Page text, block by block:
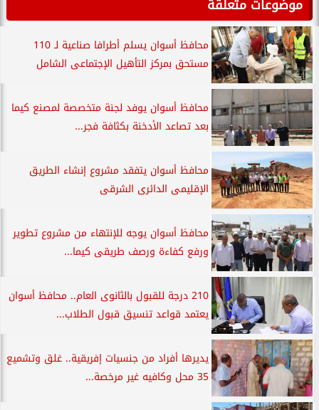
موضوعات متعلقة
محافظ أسوان يسلم أطرافا صناعية لـ 110
مستحق بمركز التأهيل الإجتماعى الشامل
محافظ أسوان يوفد لجنة متخصصة لمصنع كيما
بعد تصاعد الأدخنة بكثافة فجر...
محافظ أسوان يتفقد مشروع إنشاء الطريق
الإقليمى الدائرى الشرقى
محافظ أسوان يوجه للإنتهاء من مشروع تطوير
ورفع كفاءة ورصف طريقى كيما...
210 درجة للقبول بالثانوى العام.. محافظ أسوان
يعتمد قواعد تنسيق قبول الطلاب...
يديرها أفراد من جنسيات إفريقية.. غلق وتشميع
35 محل وكافيه غير مرخصة...